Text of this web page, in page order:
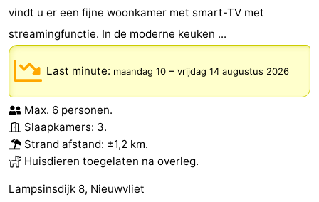
vindt u er een fijne woonkamer met smart-TV met
streamingfunctie. In de moderne keuken ...
Last minute: maandag 10 – vrijdag 14 augustus 2026
Max. 6 personen.
Slaapkamers: 3.
Strand afstand: ±1,2 km.
Huisdieren toegelaten na overleg.
Lampsinsdijk 8, Nieuwvliet